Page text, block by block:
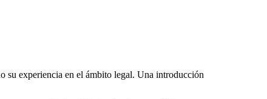
experiencia en el ámbito legal. Una introducción